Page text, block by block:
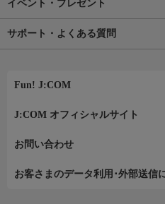
イベント・プレゼント
サポート・よくある質問
Fun! J:COM
J:COM オフィシャルサイト
お問い合わせ
お客さまのデータ利用･外部送信